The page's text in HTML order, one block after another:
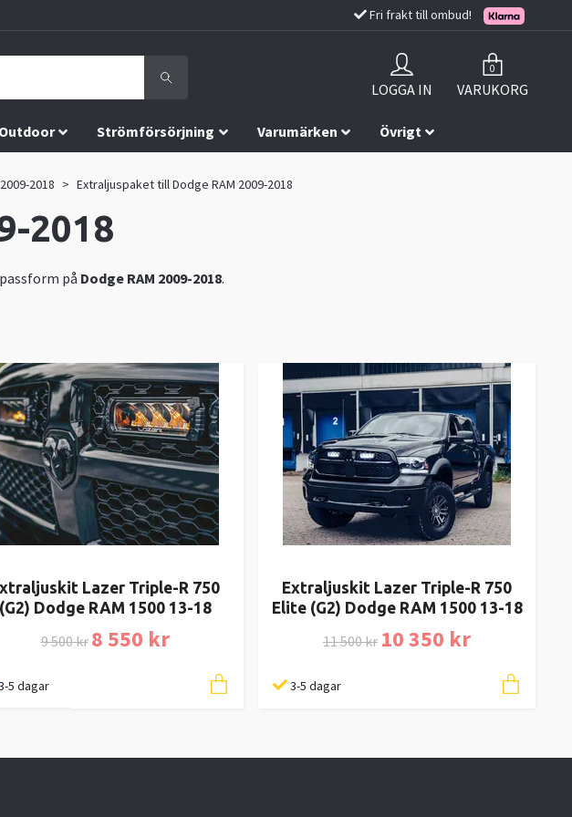
Fri frakt till ombud!
LOGGA IN
0
VARUKORG
Outdoor Strömförsörjning Varumärken Övrigt
2018 Extraljuspaket till Dodge RAM 2009-2018
2018
på Dodge RAM 2009-2018.
Lazer Triple-R 750
(G2) Dodge RAM 1500 13-18
9 500 kr 8 550 kr
5 dagar
Extraljuskit Lazer Triple-R 750
Elite (G2) Dodge RAM 1500 13-18
11 500 kr 10 350 kr
3-5 dagar